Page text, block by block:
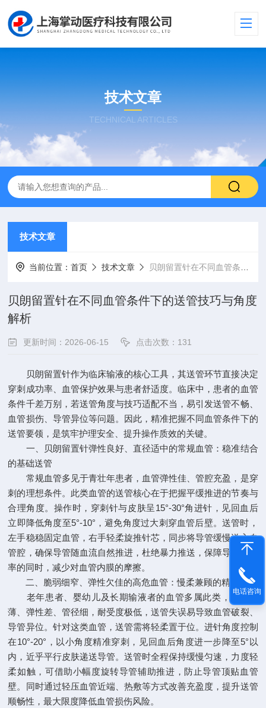
技术文章
TECHNICAL ARTICLES
技术文章
当前位置：首页 技术文章 贝朗留置针在不同血管条件下的送管技巧与角度解析
贝朗留置针在不同血管条件下的送管技巧与角度
解析
更新时间：2026-06-15 点击次数：131
贝朗留置针作为临床输液的核心工具，其送管环节直接决定
穿刺成功率、血管保护效果与患者舒适度。临床中，患者的血管
条件千差万别，若送管角度与技巧适配不当，易引发送管不畅、
血管损伤、导管异位等问题。因此，精准把握不同血管条件下的
送管要领，是筑牢护理安全、提升操作质效的关键。
一、
贝朗留置针弹性良好、直径适中的常规血管：稳准结合
的基础送管
常规血管多见于青壮年患者，血管弹性佳、管腔充盈，是穿
刺的理想条件。此类血管的送管核心在于把握平缓推进的节奏与
合理角度。操作时，穿刺针与皮肤呈15°-30°角进针，见回血后
立即降低角度至5°-10°，避免角度过大刺穿血管后壁。送管时，
左手稳稳固定血管，右手轻柔旋推针芯，同步将导管缓慢送入血
管腔，确保导管随血流自然推进，杜绝暴力推送，保障导管到位
率的同时，减少对血管内膜的摩擦。
二、脆弱细窄、弹性欠佳的高危血管：慢柔兼顾的精准把控
老年患者、婴幼儿及长期输液者的血管多属此类，血管壁
薄、弹性差、管径细，耐受度极低，送管失误易导致血管破裂、
导管异位。针对这类血管，送管需将轻柔置于位。进针角度控制
在10°-20°，以小角度精准穿刺，见回血后角度进一步降至5°以
内，近乎平行皮肤递送导管。送管时全程保持缓慢匀速，力度轻
柔如触，可借助小幅度旋转导管辅助推进，防止导管顶贴血管
壁。同时通过轻压血管近端、热敷等方式改善充盈度，提升送管
顺畅性，最大限度降低血管损伤风险。
电话咨询